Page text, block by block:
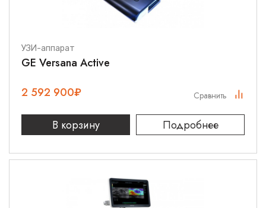
УЗИ-аппарат
GE Versana Active
2 592 900₽
В корзину Подробнее
Сравнить